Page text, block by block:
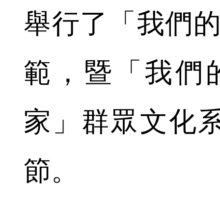
舉行了「我們
範，暨「我們
家」群眾文化
節。